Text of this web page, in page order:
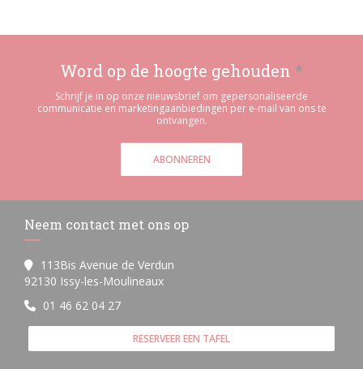
Word op de hoogte gehouden *
Schrijf je in op onze nieuwsbrief om gepersonaliseerde
communicatie en marketingaanbiedingen per e-mail van ons te
ontvangen.
ABONNEREN
Neem contact met ons op
113Bis Avenue de Verdun
92130 Issy-les-Moulineaux((opent in een nieuw venster))
01 46 62 04 27
RESERVEER EEN TAFEL